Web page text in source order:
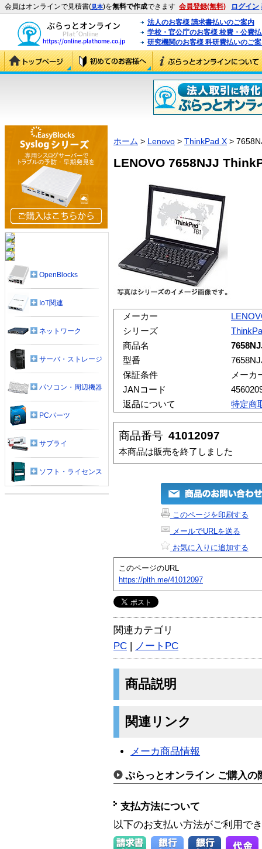
会員はオンラインで見積書(見本)を無料で作成できます 会員登録(無料) ログイン
法人のお客様 請求書払いのご案内
学校・官公庁のお客様 校費・公費
研究機関のお客様 科研費払いのご
ホーム > Lenovo > ThinkPad X >
LENOVO 7658NJJ
メーカー
シリーズ
商品名
型番
保証条件
メーカ
JANコード
返品について
特定商
商品番号 41012097
本商品は販売を終了しました
このページを印刷する
メールでURLを送る
お気に入りに追加する
このページのURL
https://plth.me/41012097
関連カテゴリ
PC | ノートPC
商品説明
関連リンク
メーカ商品情報
ぷらっとオンライン ご購入の
支払方法について
以下のお支払い方法がご利用で
OpenBlocks
IoT関連
ネットワーク
サーバ・ストレージ
パソコン・周辺機器
PCパーツ
サプライ
ソフト・ライセンス